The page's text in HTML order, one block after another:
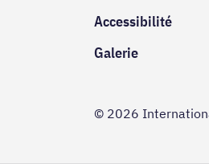
Accessibilité
Galerie
© 2026